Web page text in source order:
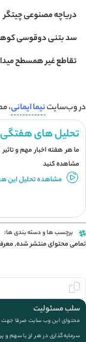
دریاچه مصنوعی چیتگر
سد بتنی دوقوسی
تقاطع غیر همسطح
در وب‌سایتنیما ایمانی،
تحلیل های هفتگی
ما هر هفته اخبار مهم و
مشاهده کنید
مشاهده تحلیل این
برچسب ها و دسته بندی ها:
تمامی محتوای منتشر شده,
سلب مسئولیت
محتوای این وب سایت صرفا جهت
سرمایه‌گذاری در هر ارز یا سهم و